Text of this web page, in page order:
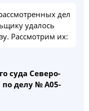
дел
удалось
Рассмотрим их:
суда Северо-
по делу № А05-